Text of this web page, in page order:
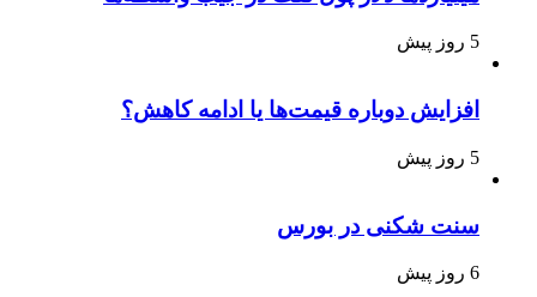
5 روز پیش
افزایش دوباره قیمت‌ها یا ادامه کاهش؟
5 روز پیش
سنت شکنی در بورس
6 روز پیش